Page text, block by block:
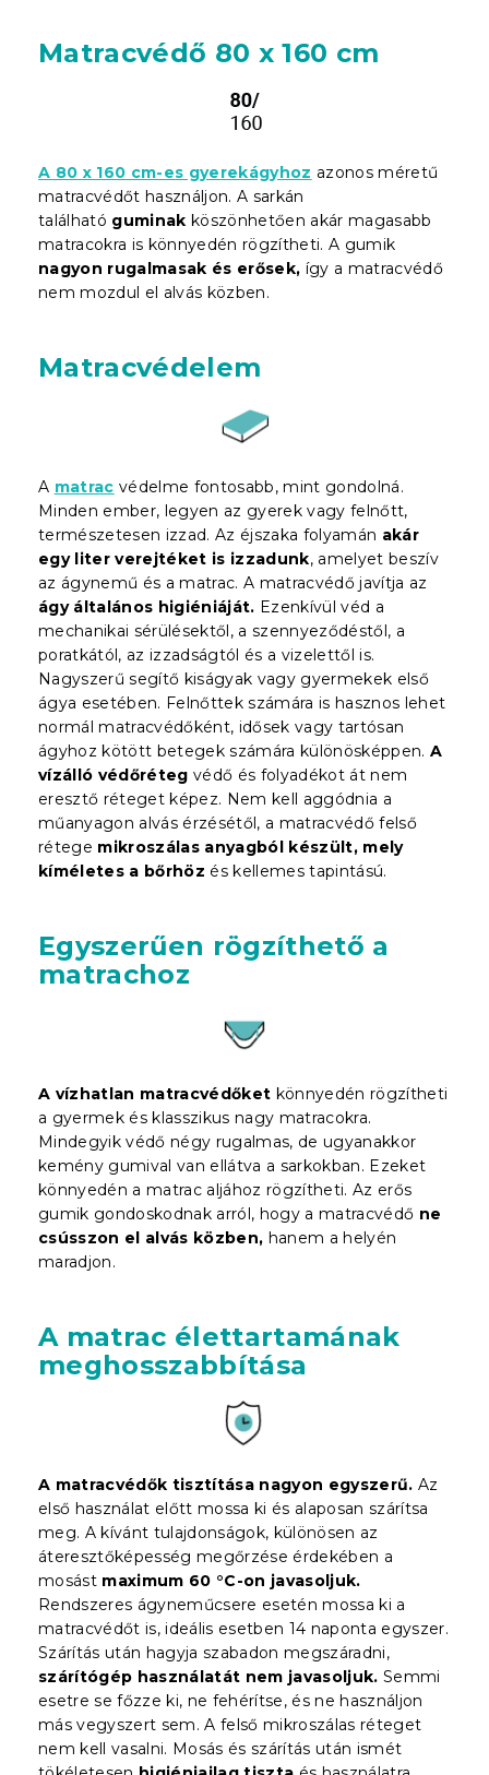
Matracvédő 80 x 160 cm
A 80 x 160 cm-es gyerekágyhoz azonos méretű
matracvédőt használjon. A sarkán
található guminak köszönhetően akár magasabb
matracokra is könnyedén rögzítheti. A gumik
nagyon rugalmasak és erősek, így a matracvédő
nem mozdul el alvás közben.
Matracvédelem
A matrac védelme fontosabb, mint gondolná.
Minden ember, legyen az gyerek vagy felnőtt,
természetesen izzad. Az éjszaka folyamán akár
egy liter verejtéket is izzadunk, amelyet beszív
az ágynemű és a matrac. A matracvédő javítja az
ágy általános higiéniáját. Ezenkívül véd a
mechanikai sérülésektől, a szennyeződéstől, a
poratkától, az izzadságtól és a vizelettől is.
Nagyszerű segítő kiságyak vagy gyermekek első
ágya esetében. Felnőttek számára is hasznos lehet
normál matracvédőként, idősek vagy tartósan
ágyhoz kötött betegek számára különösképpen.A
vízálló védőréteg védő és folyadékot át nem
eresztő réteget képez. Nem kell aggódnia a
műanyagon alvás érzésétől, a matracvédő felső
rétege mikroszálas anyagból készült, mely
kíméletes a bőrhöz és kellemes tapintású.
Egyszerűen rögzíthető a
matrachoz
A vízhatlan matracvédőket könnyedén rögzítheti
a gyermek és klasszikus nagy matracokra.
Mindegyik védő négy rugalmas, de ugyanakkor
kemény gumival van ellátva a sarkokban. Ezeket
könnyedén a matrac aljához rögzítheti. Az erős
gumik gondoskodnak arról, hogy a matracvédő ne
csússzon el alvás közben, hanem a helyén
maradjon.
A matrac élettartamának
meghosszabbítása
A matracvédők tisztítása nagyon egyszerű. Az
első használat előtt mossa ki és alaposan szárítsa
meg. A kívánt tulajdonságok, különösen az
áteresztőképesség megőrzése érdekében a
mosást maximum 60 °C-on javasoljuk.
Rendszeres ágyneműcsere esetén mossa ki a
matracvédőt is, ideális esetben 14 naponta egyszer.
Szárítás után hagyja szabadon megszáradni,
szárítógép használatát nem javasoljuk. Semmi
esetre se főzze ki, ne fehérítse, és ne használjon
más vegyszert sem. A felső mikroszálas réteget
nem kell vasalni. Mosás és szárítás után ismét